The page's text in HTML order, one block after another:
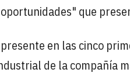
que
en las cinco
de la compañía